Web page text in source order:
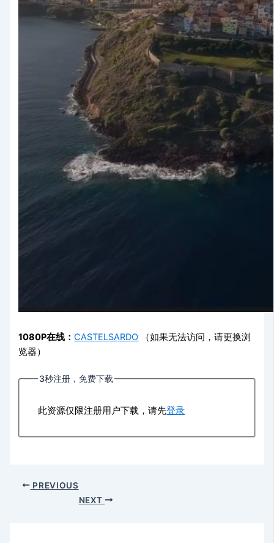
1080P在线：CASTELSARDO （如果无法访问，请更换浏
览器）
3秒注册，免费下载
此资源仅限注册用户下载，请先登录
PREVIOUS
NEXT